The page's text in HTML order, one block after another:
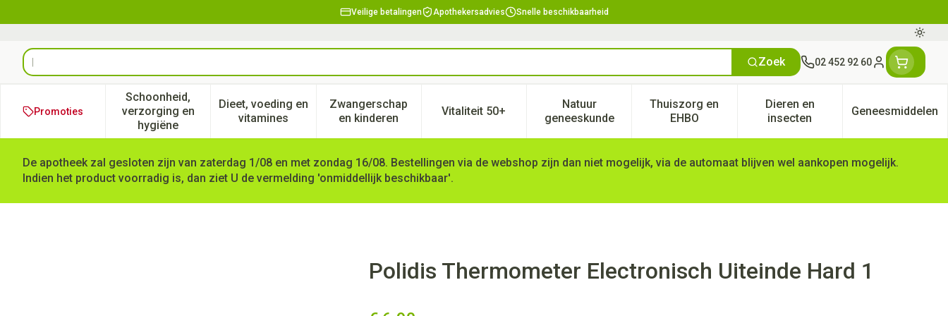
Veilige betalingen Apothekersadvies Snelle beschikbaarheid
Product, merk, categorie... Zoek 02 452 92 60
Klant menu
Promoties
Schoonheid,
verzorging en
hygiëne
Toon submenu voor Schoonheid, verzorging en hygiëne categorie
Dieet, voeding en
vitaminesToon submenu voor Dieet, voeding en vitamines categorie
Zwangerschap
en kinderenToon submenu voor Zwangerschap en kinderen categorie
Vitaliteit 50+Toon submenu voor Vitaliteit 50+ categorie
Natuur
geneeskunde
Toon submenu voor Natuur geneeskunde categorie
Thuiszorg en
EHBOToon submenu voor Thuiszorg en EHBO categorie
Dieren en
insectenToon submenu voor Dieren
Geneesmiddelen
Toon
De apotheek zal gesloten zijn van zaterdag 1/08 en met zondag 16/08. Bestellingen via de webshop zijn dan niet mogelijk, via de automaat blijven wel aankopen mogelijk.
Indien het product voorradig is, dan ziet U de vermelding 'onmiddellijk beschikbaar'.
Polidis Thermometer Electronisch Uiteinde Hard 1Polidis Thermometer Electronisch Uiteinde Hard 1